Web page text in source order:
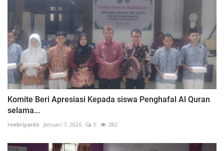
Komite Beri Apresiasi Kepada siswa Penghafal Al Quran
selama...
rvebriyanto Januari 7, 2026 0 282